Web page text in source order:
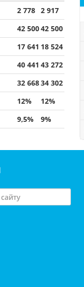
2 778 2 917
42 50042 500
17 641 18 524
40 441 43 272
32 66834 302
12%
12%
9,5% 9%